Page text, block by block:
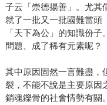
子云「崇德揚善」。尤其
就了一批又一批國難當頭
「天下為公」的知識份
問題、成了稀有元素呢？
其中原因固然一言難盡，
裂，不能不說是主要原因
銷魂鑠骨的社會情勢有關